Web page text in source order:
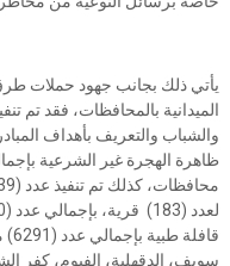
يأتي ذلك بجانب جهود حملات طرق
والشباب والتعريف بأهداف
سويف، الدقهلية، الفيوم، كفر